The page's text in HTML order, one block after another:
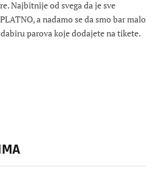
Najbitnije od svega da je sve
a nadamo se da smo bar malo
parova koje dodajete na tikete.